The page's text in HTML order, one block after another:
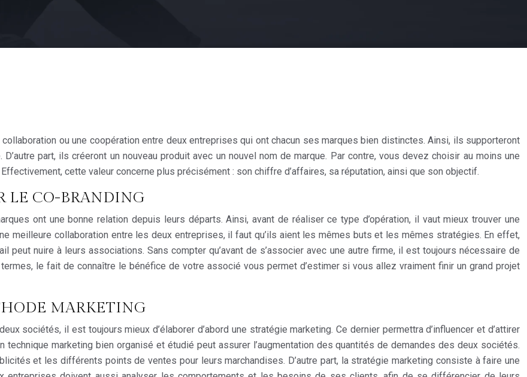
ou une coopération entre deux entreprises qui ont chacun ses marques bien distinctes. Ainsi, ils supporteront
part, ils créeront un nouveau produit avec un nouvel nom de marque. Par contre, vous devez choisir au moins une
cette valeur concerne plus précisément : son chiffre d’affaires, sa réputation, ainsi que son objectif.
LE CO-BRANDING
ont une bonne relation depuis leurs départs. Ainsi, avant de réaliser ce type d’opération, il vaut mieux trouver une
meilleure collaboration entre les deux entreprises, il faut qu’ils aient les mêmes buts et les mêmes stratégies. En effet,
nuire à leurs associations. Sans compter qu’avant de s’associer avec une autre firme, il est toujours nécessaire de
le fait de connaître le bénéfice de votre associé vous permet d’estimer si vous allez vraiment finir un grand projet
MARKETING
sociétés, il est toujours mieux d’élaborer d’abord une stratégie marketing. Ce dernier permettra d’influencer et d’attirer
marketing bien organisé et étudié peut assurer l’augmentation des quantités de demandes des deux sociétés.
et les différents points de ventes pour leurs marchandises. D’autre part, la stratégie marketing consiste à faire une